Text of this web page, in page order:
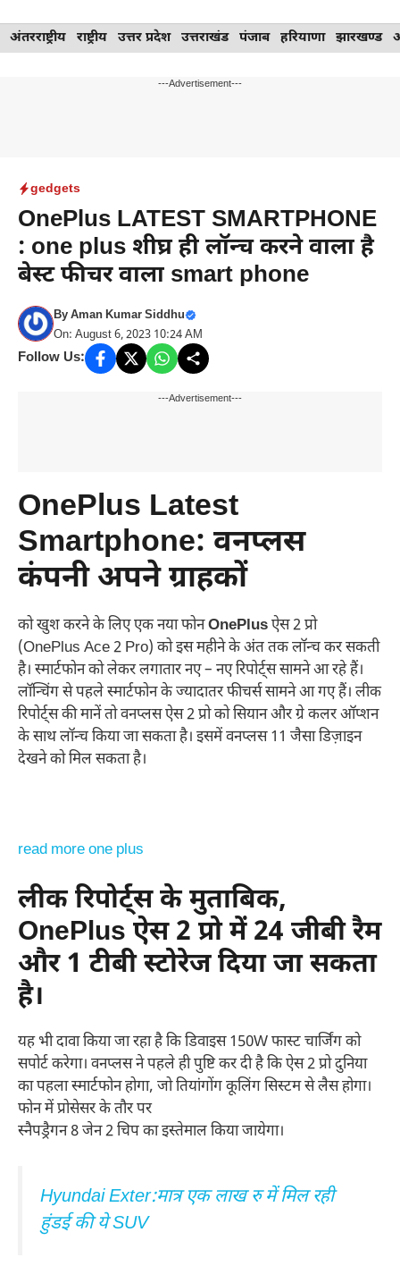
Skip
to
अंतरराष्ट्रीय राष्ट्रीय उत्तर प्रदेश उत्तराखंड पंजाब हरियाणा झारखण्ड
---Advertisement---
gedgets
OnePlus LATEST SMARTPHONE
: one plus शीघ्र ही लॉन्च करने वाला है
बेस्ट फीचर वाला smart phone
ByAman Kumar Siddhu
On: August 6, 2023 10:24 AM
Follow Us:
---Advertisement---
OnePlus Latest
Smartphone: वनप्लस
कंपनी अपने ग्राहकों
को खुश करने के लिए एक नया फोनOnePlusऐस 2 प्रो
(OnePlus Ace 2 Pro) को इस महीने के अंत तक लॉन्च कर सकती
है। स्मार्टफोन को लेकर लगातार नए – नए रिपोर्ट्स सामने आ रहे हैं।
लॉन्चिंग से पहले स्मार्टफोन के ज्यादातर फीचर्स सामने आ गए हैं। लीक
रिपोर्ट्स की मानें तो वनप्लस ऐस 2 प्रो को सियान और ग्रे कलर ऑप्शन
के साथ लॉन्च किया जा सकता है। इसमें वनप्लस 11 जैसा डिज़ाइन
देखने को मिल सकता है।
read more one plus
लीक रिपोर्ट्स के मुताबिक,
OnePlus ऐस 2 प्रो में 24 जीबी रैम
और 1 टीबी स्टोरेज दिया जा सकता
है।
यह भी दावा किया जा रहा है कि डिवाइस 150W फास्ट चार्जिंग को
सपोर्ट करेगा। वनप्लस ने पहले ही पुष्टि कर दी है कि ऐस 2 प्रो दुनिया
का पहला स्मार्टफोन होगा, जो तियांगोंग कूलिंग सिस्टम से लैस होगा।
फोन में प्रोसेसर के तौर पर
स्नैपड्रैगन 8 जेन 2 चिप का इस्तेमाल किया जायेगा।
Hyundai Exter:मात्र एक लाख रु में मिल रही
हुंडई की ये SUV